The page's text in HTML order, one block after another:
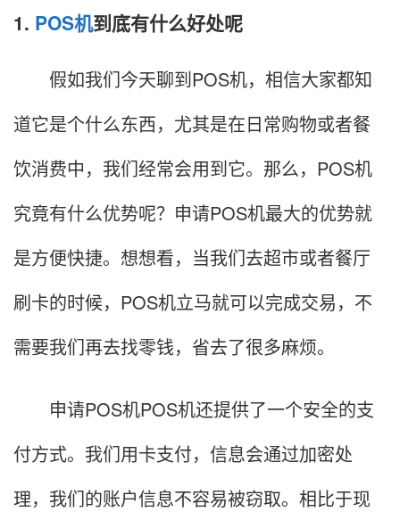
1. POS机到底有什么好处呢
假如我们今天聊到POS机，相信大家都知
道它是个什么东西，尤其是在日常购物或者餐
饮消费中，我们经常会用到它。那么，POS机
究竟有什么优势呢？申请POS机最大的优势就
是方便快捷。想想看，当我们去超市或者餐厅
刷卡的时候，POS机立马就可以完成交易，不
需要我们再去找零钱，省去了很多麻烦。
申请POS机POS机还提供了一个安全的支
付方式。我们用卡支付，信息会通过加密处
理，我们的账户信息不容易被窃取。相比于现